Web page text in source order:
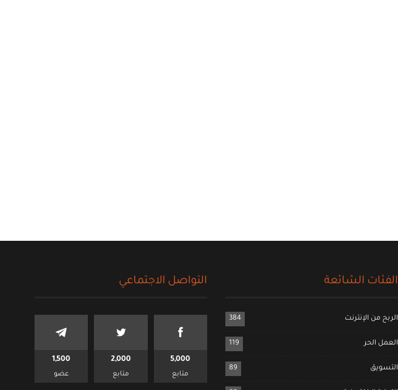
الفئات الشائعة
الربح من الإنترنت 384
العمل الحر 119
التسويق 89
التواصل الاجتماعي
5,000
متابع
2,000
متابع
1,500
عضو